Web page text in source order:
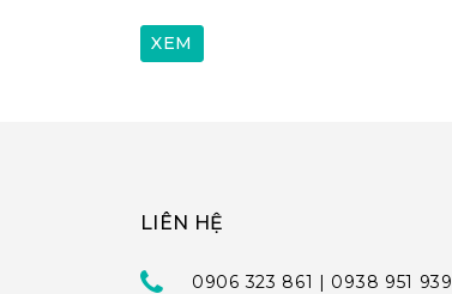
LIÊN HỆ
0906 323 861 | 0938 951 939